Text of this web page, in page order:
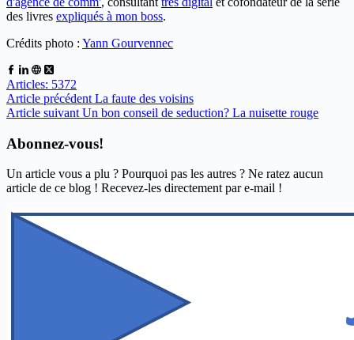
des livres expliqués à mon boss.
Crédits photo : Yann Gourvennec
Articles: 5372
Article précédent La faute des voisins
Article suivant Un bon conseil de seduction? La nuisette rouge
Abonnez-vous!
Un article vous a plu ? Pourquoi pas les autres ? Ne ratez aucun
article de ce blog ! Recevez-les directement par e-mail !